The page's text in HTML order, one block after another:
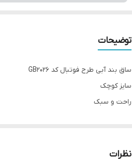
توضیحات
ساق بند آبی طرح فوتبال کد GB2026
سایز کوچک
راحت و سبک
چرا " استارماشو " ؟
نظرات